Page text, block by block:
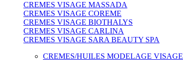
CREMES VISAGE MASSADA
CREMES VISAGE COREME
CREMES VISAGE BIOTHALYS
CREMES VISAGE CARLINA
CREMES VISAGE SARA BEAUTY SPA
CREMES/HUILES MODELAGE VISAGE